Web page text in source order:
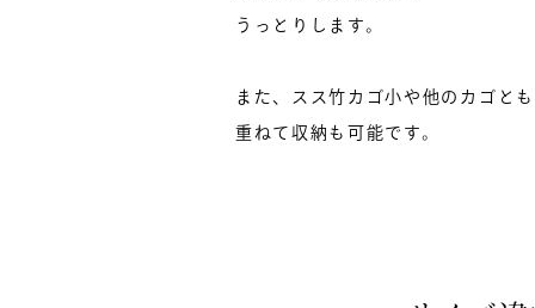
うっとりします。
また、スス竹カゴ小や他のカゴとも
重ねて収納も可能です。